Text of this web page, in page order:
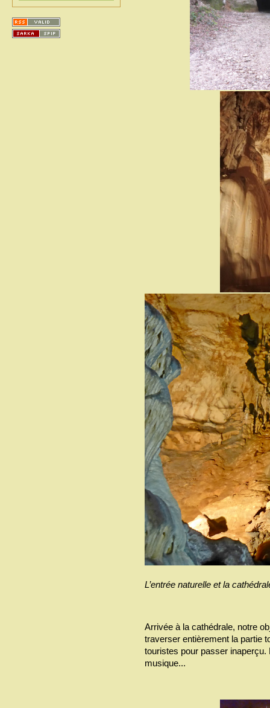
L’entrée naturelle et la
Arrivée à la cathédrale, notre
traverser entièrement la partie
touristes pour passer inaperçu.
musique...